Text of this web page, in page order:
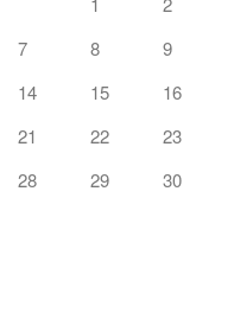
7 8
9
14 15
16
21 22
23
28 29
30